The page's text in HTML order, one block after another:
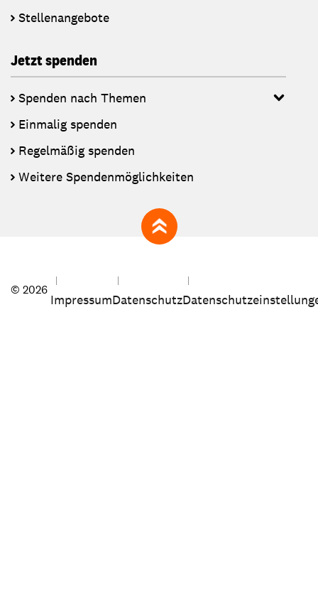
Stellenangebote
Jetzt spenden
Spenden nach Themen
Einmalig spenden
Regelmäßig spenden
Weitere Spendenmöglichkeiten
zum Seitenanfang
© 2026
ImpressumDatenschutz